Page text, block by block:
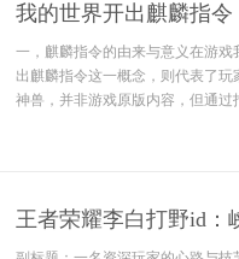
我的世界开出麒麟指
一，麒麟指令的由来与意义在游
出麒麟指令这一概念，则代表了
神兽，并非游戏原版内容，但通
王者荣耀李白打野id：